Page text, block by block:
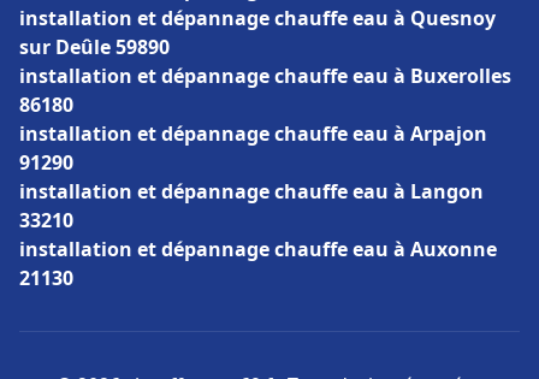
installation et dépannage chauffe eau à Quesnoy
sur Deûle 59890
installation et dépannage chauffe eau à Buxerolles
86180
installation et dépannage chauffe eau à Arpajon
91290
installation et dépannage chauffe eau à Langon
33210
installation et dépannage chauffe eau à Auxonne
21130